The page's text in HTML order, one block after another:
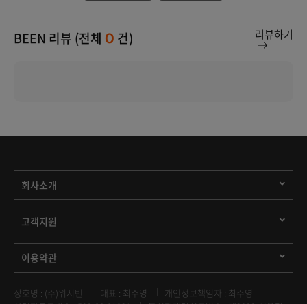
BEEN 리뷰 (전체 0 건) 리뷰하기
회사소개
고객지원
이용약관
상호명 : (주)위시빈 대표 : 최주영
개인정보책임자 : 최주영